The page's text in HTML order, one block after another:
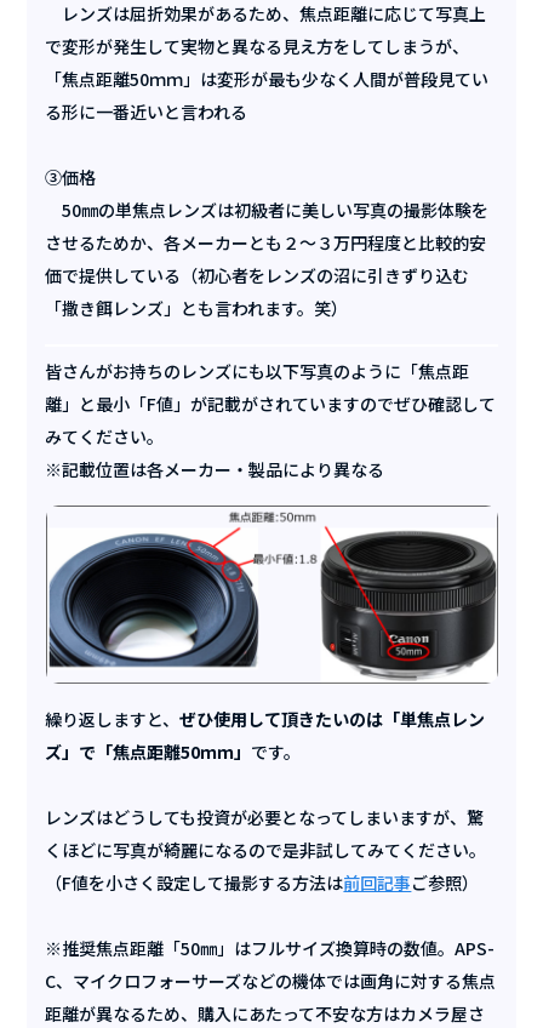
レンズは屈折効果があるため、焦点距離に応じて写真上
で変形が発生して実物と異なる見え方をしてしまうが、
「焦点距離50ｍｍ」は変形が最も少なく人間が普段見てい
る形に一番近いと言われる
③価格
50㎜の単焦点レンズは初級者に美しい写真の撮影体験を
させるためか、各メーカーとも２～３万円程度と比較的安
価で提供している（初心者をレンズの沼に引きずり込む
「撒き餌レンズ」とも言われます。笑）
皆さんがお持ちのレンズにも以下写真のように「焦点距
離」と最小「F値」が記載がされていますのでぜひ確認して
みてください。
※記載位置は各メーカー・製品により異なる
繰り返しますと、ぜひ使用して頂きたいのは「単焦点レン
ズ」で「焦点距離50ｍｍ」 です。
レンズはどうしても投資が必要となってしまいますが、驚
くほどに写真が綺麗になるので是非試してみてください。
（F値を小さく設定して撮影する方法は前回記事ご参照）
※推奨焦点距離「50㎜」はフルサイズ換算時の数値。APS-
C、マイクロフォーサーズなどの機体では画角に対する焦点
距離が異なるため、購入にあたって不安な方はカメラ屋さ